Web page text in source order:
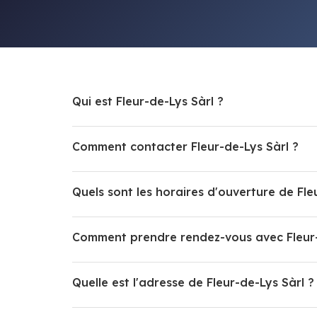
Qui est Fleur-de-Lys Sàrl ?
Comment contacter Fleur-de-Lys Sàrl ?
Quels sont les horaires d'ouverture de
Comment prendre rendez-vous avec
Quelle est l'adresse de Fleur-de-Lys Sàrl ?